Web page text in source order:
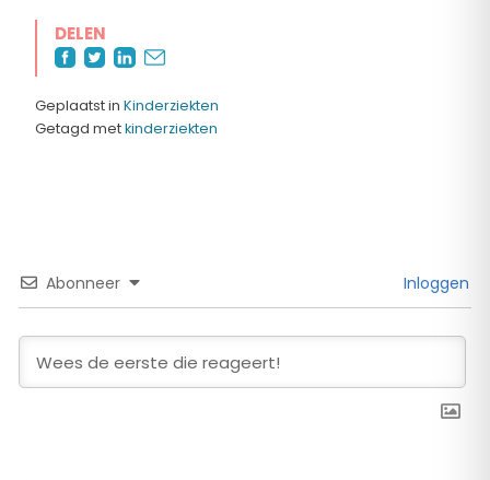
DELEN
Geplaatst in Kinderziekten
Getagd metkinderziekten
Abonneer Inloggen